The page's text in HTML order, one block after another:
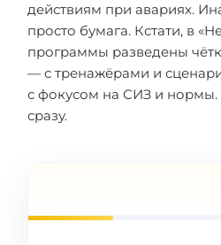
действиям при авариях.
просто бумага. Кстати, в
программы разведены
— с тренажёрами и
с фокусом на СИЗ и нормы.
сразу.